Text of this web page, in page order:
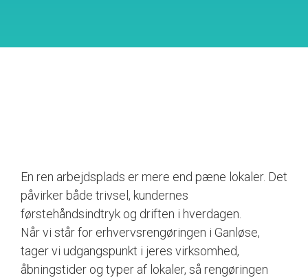
En ren arbejdsplads er mere end pæne lokaler. Det
påvirker både trivsel, kundernes
førstehåndsindtryk og driften i hverdagen.
Når vi står for erhvervsrengøringen i Ganløse,
tager vi udgangspunkt i jeres virksomhed,
åbningstider og typer af lokaler, så rengøringen